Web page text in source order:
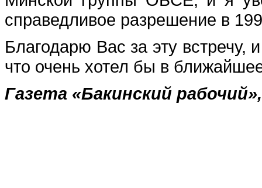
справедливое разрешение в
Благодарю Вас за эту встречу,
что очень хотел бы в
Газета «Бакинский